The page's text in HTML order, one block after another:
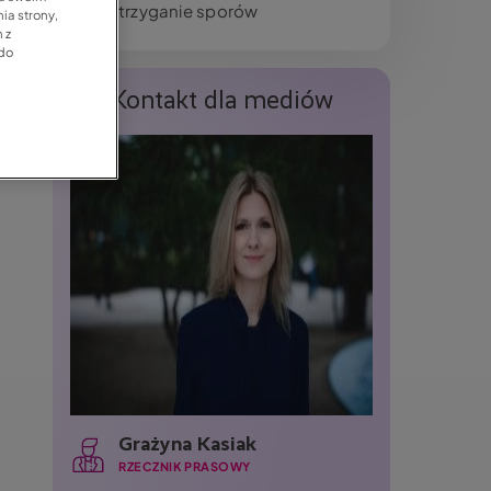
Rozstrzyganie sporów
Kontakt dla mediów
Grażyna Kasiak
RZECZNIK PRASOWY
strony,
z